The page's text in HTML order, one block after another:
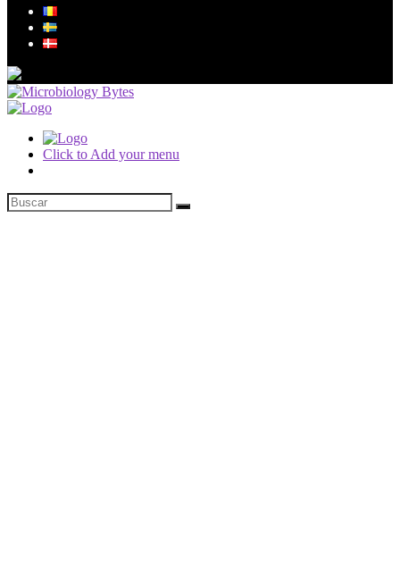
Click to Add your menu